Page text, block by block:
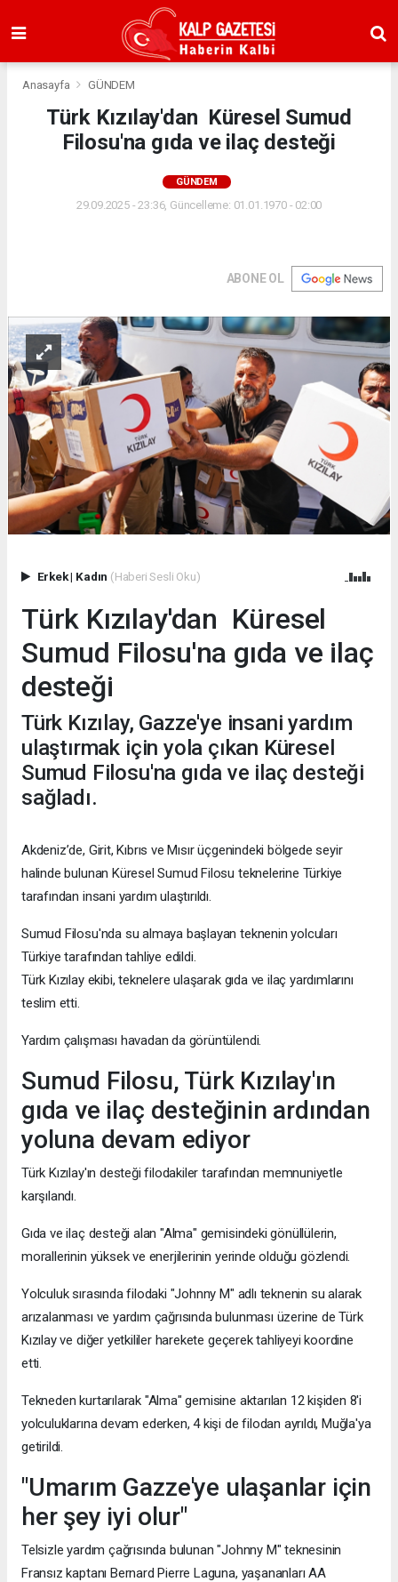
Anasayfa GÜNDEM
Türk Kızılay'dan Küresel Sumud
Filosu'na gıda ve ilaç desteği
GÜNDEM
29.09.2025 - 23:36, Güncelleme: 01.01.1970 - 02:00
ABONE OL
Erkek| Kadın (Haberi Sesli Oku)
Türk Kızılay'dan Küresel
Sumud Filosu'na gıda ve ilaç
desteği
Türk Kızılay, Gazze'ye insani yardım
ulaştırmak için yola çıkan Küresel
Sumud Filosu'na gıda ve ilaç desteği
sağladı.
Akdeniz’de, Girit, Kıbrıs ve Mısır üçgenindeki bölgede seyir
halinde bulunan Küresel Sumud Filosu teknelerine Türkiye
tarafından insani yardım ulaştırıldı.
Sumud Filosu'nda su almaya başlayan teknenin yolcuları
Türkiye tarafından tahliye edildi.
Türk Kızılay ekibi, teknelere ulaşarak gıda ve ilaç yardımlarını
teslim etti.
Yardım çalışması havadan da görüntülendi.
Sumud Filosu, Türk Kızılay'ın
gıda ve ilaç desteğinin ardından
yoluna devam ediyor
Türk Kızılay'ın desteği filodakiler tarafından memnuniyetle
karşılandı.
Gıda ve ilaç desteği alan "Alma" gemisindeki gönüllülerin,
morallerinin yüksek ve enerjilerinin yerinde olduğu gözlendi.
Yolculuk sırasında filodaki "Johnny M" adlı teknenin su alarak
arızalanması ve yardım çağrısında bulunması üzerine de Türk
Kızılay ve diğer yetkililer harekete geçerek tahliyeyi koordine
etti.
Tekneden kurtarılarak "Alma" gemisine aktarılan 12 kişiden 8'i
yolculuklarına devam ederken, 4 kişi de filodan ayrıldı, Muğla'ya
getirildi.
"Umarım Gazze'ye ulaşanlar için
her şey iyi olur"
Telsizle yardım çağrısında bulunan "Johnny M" teknesinin
Fransız kaptanı Bernard Pierre Laguna, yaşananları AA